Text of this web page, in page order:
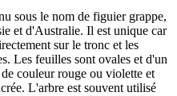
sous le nom de figuier grappe,
et d'Australie. Il est unique car
sur le tronc et les
Les feuilles sont ovales et d'un
couleur rouge ou violette et
L'arbre est souvent utilisé